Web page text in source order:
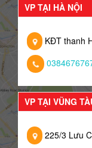
VP TẠI HÀ NỘI
KĐT thanh
VP TẠI VŨNG
225/3 Lưu